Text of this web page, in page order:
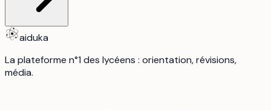
aiduka
La plateforme n°1 des lycéens : orientation, révisions,
média.